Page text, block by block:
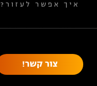
איך אפשר לעזור?